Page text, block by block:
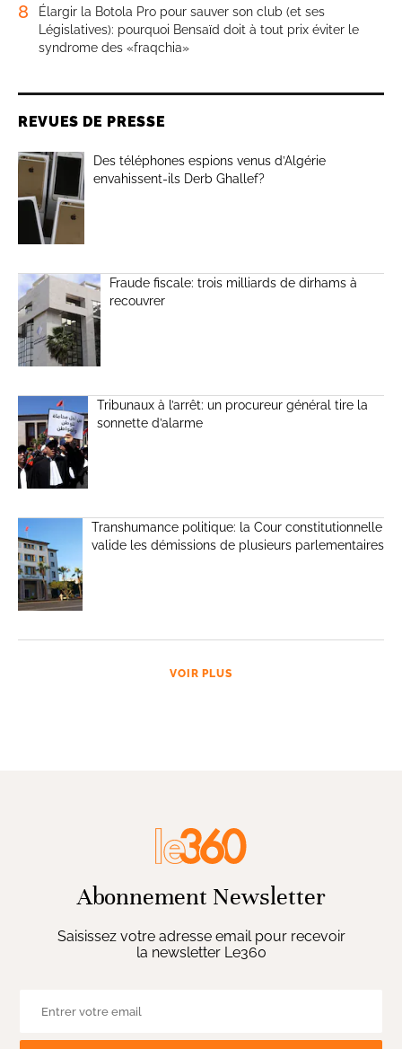
8
Élargir la Botola Pro pour sauver son club (et ses
Législatives): pourquoi Bensaïd doit à tout prix éviter le
syndrome des «fraqchia»
REVUES DE PRESSE
Des téléphones espions venus d’Algérie
envahissent-ils Derb Ghallef?
Fraude fiscale: trois milliards de dirhams à
recouvrer
Tribunaux à l’arrêt: un procureur général tire la
sonnette d’alarme
Transhumance politique: la Cour constitutionnelle
valide les démissions de plusieurs parlementaires
VOIR PLUS
Abonnement Newsletter
Saisissez votre adresse email pour recevoir
la newsletter Le360